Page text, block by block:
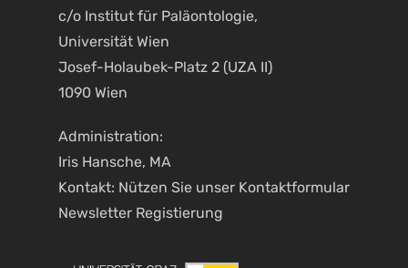
c/o Institut für Paläontologie,
Universität Wien
Josef-Holaubek-Platz 2 (UZA II)
1090 Wien
Administration:
Iris Hansche, MA
Kontakt: Nützen Sie unser Kontaktformular
Newsletter Registierung